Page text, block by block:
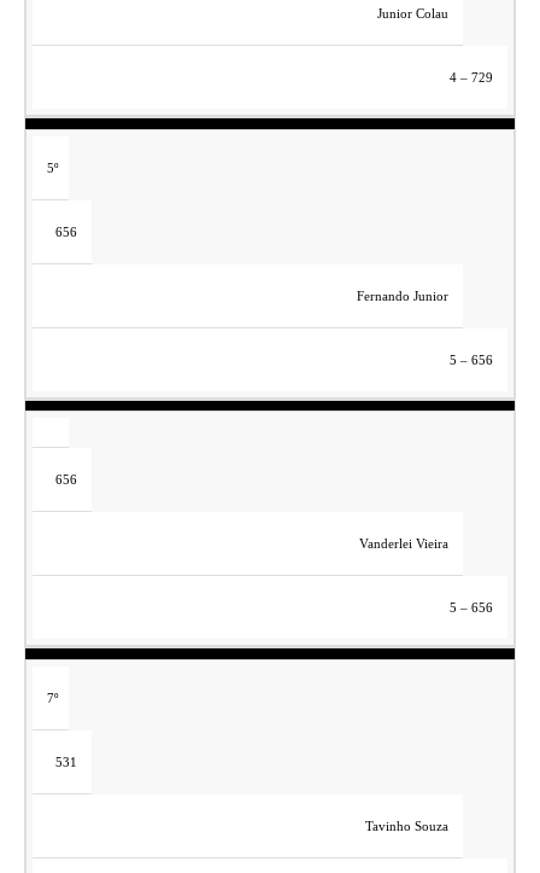
Junior Colau
4 – 729
5º
656
Fernando Junior
5 – 656
656
Vanderlei Vieira
5 – 656
7º
531
Tavinho Souza